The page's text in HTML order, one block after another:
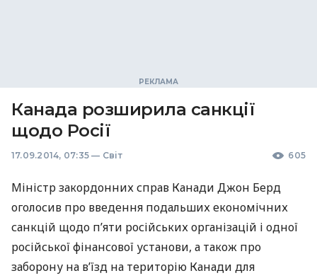
Канада розширила санкції
щодо Росії
17.09.2014, 07:35 — Світ 605
Міністр закордонних справ Канади Джон Берд
оголосив про введення подальших економічних
санкцій щодо п’яти російських організацій і одної
російської фінансової установи, а також про
заборону на в’їзд на територію Канади для